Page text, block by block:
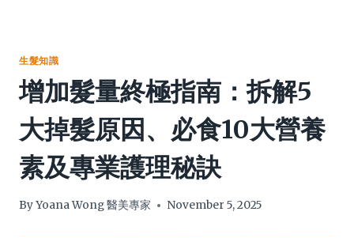
生髮知識
增加髮量終極指南：拆解5
大掉髮原因、必食10大營養
素及專業護理秘訣
ByYoana Wong 醫美專家 November 5, 2025